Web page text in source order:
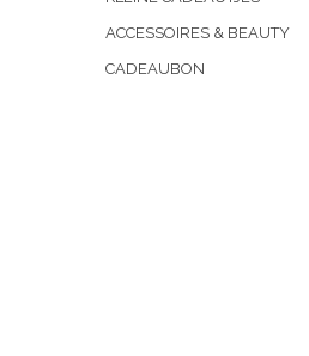
ACCESSOIRES & BEAUTY
CADEAUBON